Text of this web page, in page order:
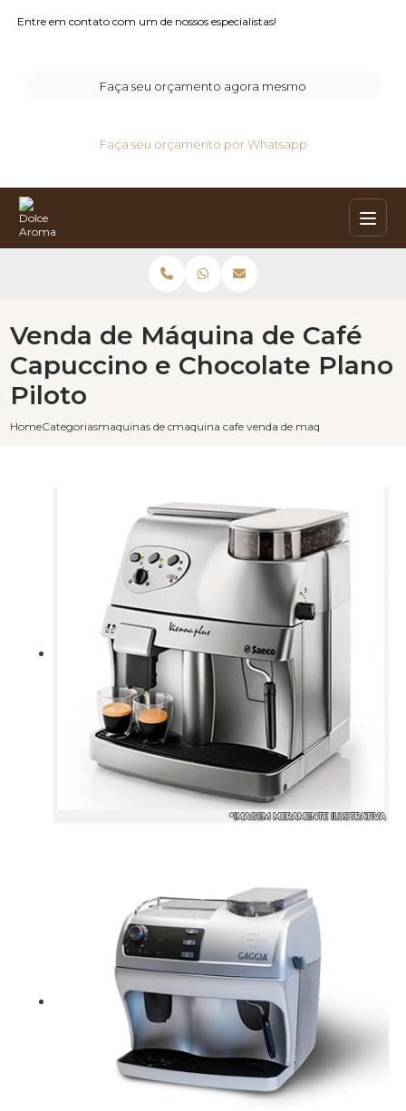
Entre em contato com um de nossos especialistas!
Faça seu orçamento agora mesmo
Faça seu orçamento por Whatsapp
HomeCategoriasmaquinas de cafe capuccino
maquina cafe capuccinovenda de maquina de cafe
Venda de Máquina de Café
Capuccino e Chocolate Plano
Piloto